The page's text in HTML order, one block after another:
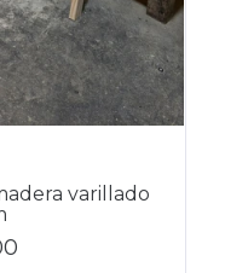
varillado